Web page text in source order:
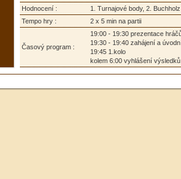
Hodnocení :
1. Turnajové body, 2.
Tempo hry :
2 x 5 min na partii
Časový program :
19:00 - 19:30 prezentace
19:30 - 19:40 zahájení a
19:45 1.kolo
kolem 6:00 vyhlášení